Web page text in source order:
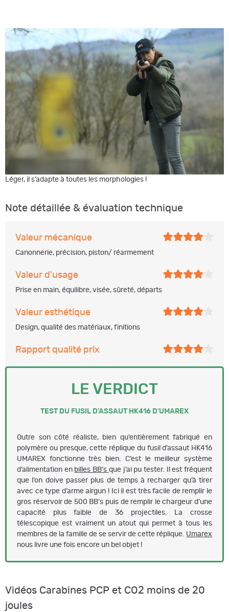
Léger, il s’adapte à toutes les morphologies !
Note détaillée & évaluation technique
Valeur mécanique
Canonnerie, précision, piston/ réarmement
Valeur d'usage
Prise en main, équilibre, visée, sûreté, départs
Valeur esthétique
Design, qualité des matériaux, finitions
Rapport qualité prix
LE VERDICT
TEST DU FUSIL D’ASSAUT HK416 D’UMAREX
Outre son côté réaliste, bien qu’entièrement fabriqué en
polymère ou presque, cette réplique du fusil d’assaut HK416
UMAREX fonctionne très bien. C’est le meilleur système
d’alimentation en billes BB’s que j’ai pu tester. Il est fréquent
que l’on doive passer plus de temps à recharger qu’à tirer
avec ce type d’arme airgun ! Ici il est très facile de remplir le
gros réservoir de 500 BB’s puis de remplir le chargeur d’une
capacité plus faible de 36 projectiles. La crosse
télescopique est vraiment un atout qui permet à tous les
membres de la famille de se servir de cette réplique. Umarex
nous livre une fois encore un bel objet !
Vidéos Carabines PCP et CO2 moins de 20
joules